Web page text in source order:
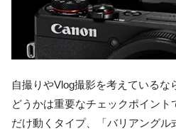
自撮りやVlog撮影を考えている
どうかは重要なチェックポイン
だけ動くタイプ、「バリアングル